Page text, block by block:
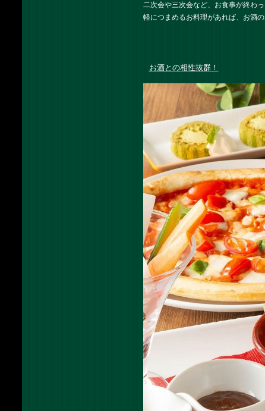
二次会や三次会など、お食事が終わ
軽につまめるお料理があれば、お酒
お酒との相性抜群！